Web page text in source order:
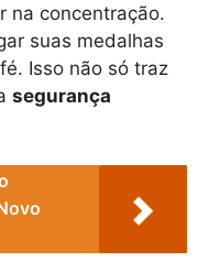
na concentração.
suas medalhas
Isso não só traz
segurança